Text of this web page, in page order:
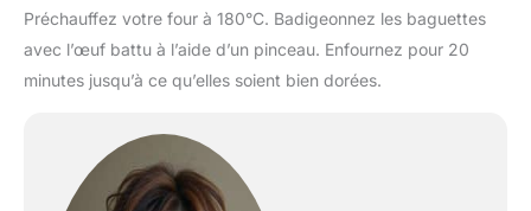
Préchauffez votre four à 180°C. Badigeonnez les baguettes
avec l’œuf battu à l’aide d’un pinceau. Enfournez pour 20
minutes jusqu’à ce qu’elles soient bien dorées.